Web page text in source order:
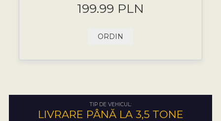
199.99 PLN
ORDIN
TIP DE VEHICUL:
LIVRARE PÂNĂ LA 3,5 TONE